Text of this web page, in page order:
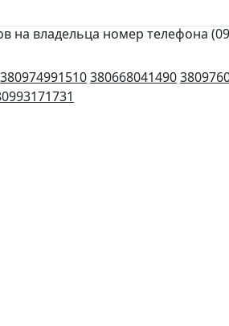
на владельца номер телефона
380974991510380668041490